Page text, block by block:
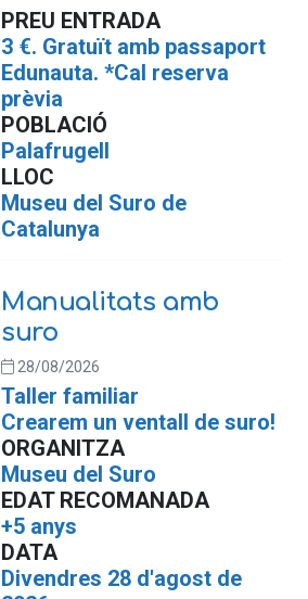
PREU ENTRADA
3 €. Gratuït amb passaport
Edunauta. *Cal reserva
prèvia
POBLACIÓ
Palafrugell
LLOC
Museu del Suro de
Catalunya
Manualitats amb
suro
28/08/2026
Taller familiar
Crearem un ventall de suro!
ORGANITZA
Museu del Suro
EDAT RECOMANADA
+5 anys
DATA
Divendres 28 d'agost de